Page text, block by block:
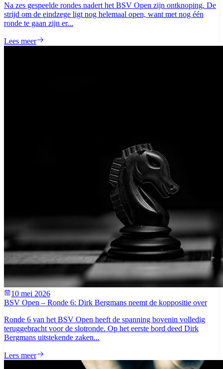
Na zes gespeelde rondes nadert het BSV Open zijn ontknoping. De
strijd om de eindzege ligt nog helemaal open, want met nog één
ronde te gaan zijn er...
Lees meer
10 mei 2026
BSV Open – Ronde 6: Dirk Bergmans neemt de koppositie over
Ronde 6 van het BSV Open heeft de spanning bovenin volledig
teruggebracht voor de slotronde. Op het eerste bord deed Dirk
Bergmans uitstekende zaken...
Lees meer